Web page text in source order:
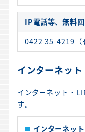
IP電話等、無料
0422-35-4219（
インターネッ
インターネット・
す。
インターネット